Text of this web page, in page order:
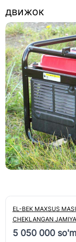
движок
EL-BEK MAXSUS
CHEKLANGAN
5 050 000 so'm